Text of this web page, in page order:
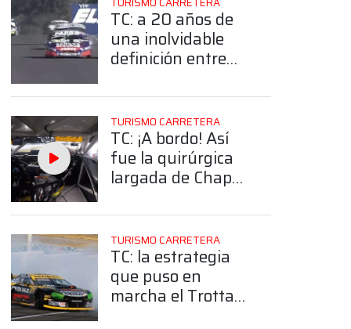
TC: a 20 años de
una inolvidable
definición entre
Aventín en Buenos
Aires
TURISMO CARRETERA
TC: ¡A bordo! Así
fue la quirúrgica
largada de Chapur
final de Alta Gracia
TURISMO CARRETERA
TC: la estrategia
que puso en
marcha el Trotta